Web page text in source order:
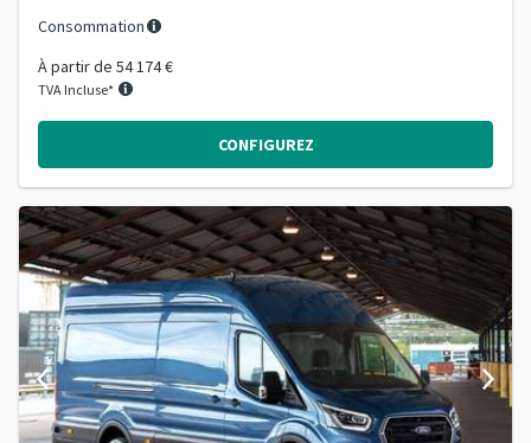
Consommation
À partir de 54 174 €
TVA Incluse*
CONFIGUREZ